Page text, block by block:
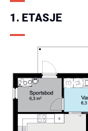
1. ETASJE